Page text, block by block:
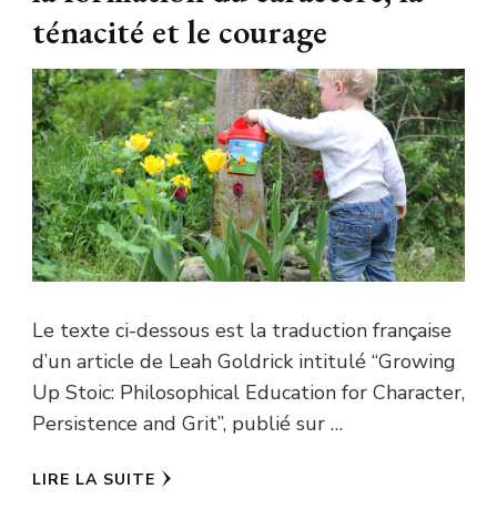
ténacité et le courage
Le texte ci-dessous est la traduction française
d’un article de Leah Goldrick intitulé “Growing
Up Stoic: Philosophical Education for Character,
Persistence and Grit”, publié sur …
LIRE LA SUITE